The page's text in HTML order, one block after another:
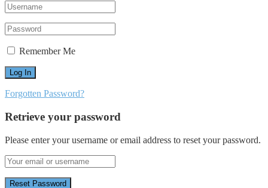
Remember Me
Forgotten Password?
Retrieve your password
Please enter your username or email address to reset your password.